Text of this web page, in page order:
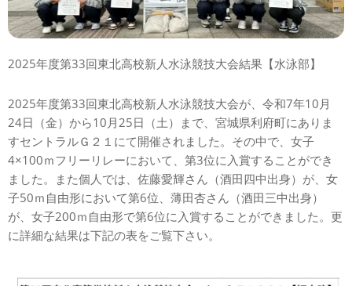
2025年度第33回東北高校新人水泳競技大会結果【水泳部】
2025年度第33回東北高校新人水泳競技大会が、令和7年10月
24日（金）から10月25日（土）まで、宮城県利府町にありま
すセントラルＧ２１にて開催されました。その中で、女子
4×100ｍフリーリレーにおいて、第3位に入賞することができ
ました。また個人では、佐藤愛輝さん（酒田四中出身）が、女
子50ｍ自由形において第6位、薄田杏さん（酒田三中出身）
が、女子200ｍ自由形で第6位に入賞することができました。更
に詳細な結果は下記の表をご覧下さい。